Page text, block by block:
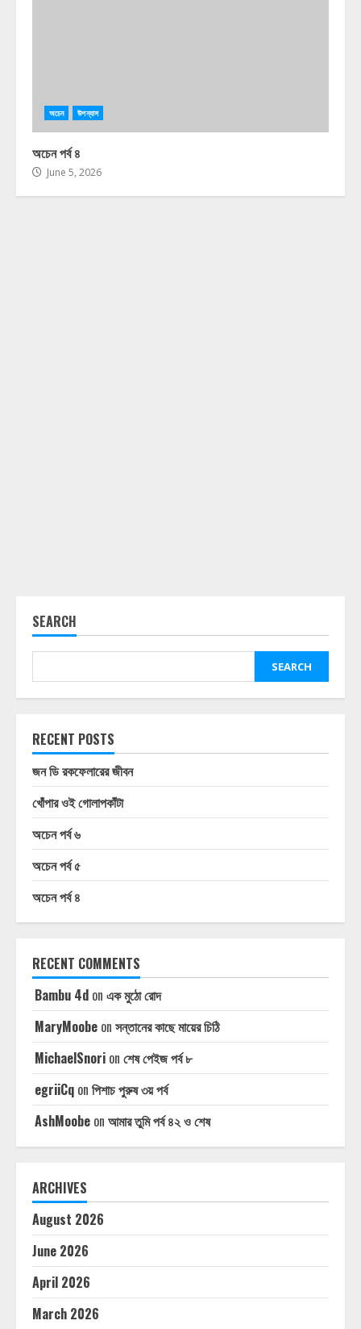
অচেন উপন্যাস
অচেন পর্ব ৪
June 5, 2026
SEARCH
SEARCH
RECENT POSTS
জন ডি রকফেলারের জীবন
খোঁপার ওই গোলাপকাঁটা
অচেন পর্ব ৬
অচেন পর্ব ৫
অচেন পর্ব ৪
RECENT COMMENTS
Bambu 4d on এক মুঠো রোদ
MaryMoobe on সন্তানের কাছে মায়ের চিঠি
MichaelSnori on শেষ পেইজ পর্ব ৮
egriiCq on পিশাচ পুরুষ ৩য় পর্ব
AshMoobe on আমার তুমি পর্ব ৪২ ও শেষ
ARCHIVES
August 2026
June 2026
April 2026
March 2026